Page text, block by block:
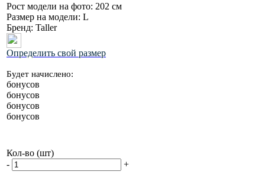
Рост модели на фото: 202 см
Размер на модели: L
Бренд: Taller
Определить свой размер
Будет начислено:
бонусов
бонусов
бонусов
бонусов
Кол-во (шт)
-
+